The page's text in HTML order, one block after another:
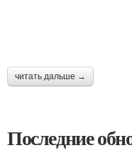
читать дальше →
Последние